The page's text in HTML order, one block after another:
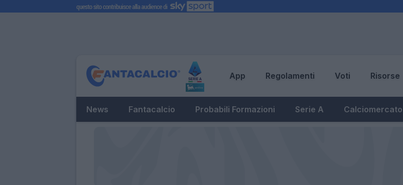
App Regolamenti Voti Risorse
News Fantacalcio Probabili Formazioni Serie A Calciomercato